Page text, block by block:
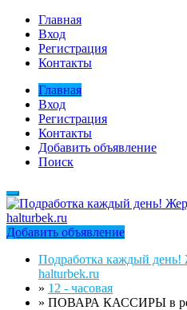
Главная
Вход
Регистрация
Контакты
Главная
Вход
Регистрация
Контакты
Добавить объявление
Поиск
Добавить объявление
Подработка каждый
halturbek.ru
» 12 - часовая
» ПОВАРА КАССИРЫ в